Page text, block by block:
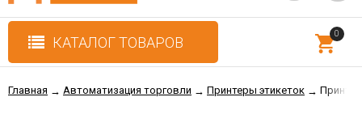
КАТАЛОГ ТОВАРОВ
0
Главная → Автоматизация торговли → Принтеры этикеток → Принтер